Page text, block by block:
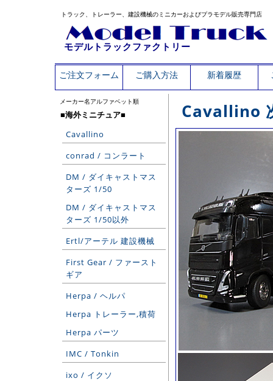
トラック、トレーラー、建設機械のミニカーおよびプラモデル販売専門店
モデルトラックファクトリー
ご注文フォーム ご購入方法 新着履歴
メーカー名アルファベット順
■海外ミニチュア■
Cavallino
conrad / コンラート
DM / ダイキャストマス
ターズ 1/50
DM / ダイキャストマス
ターズ 1/50以外
Ertl/アーテル 建設機械
First Gear / ファースト
ギア
Herpa / ヘルパ
Herpa トレーラー,積荷
Herpa パーツ
IMC / Tonkin
ixo / イクソ
Cavallino